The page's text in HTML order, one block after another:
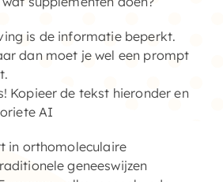
is de informatie beperkt.
dan moet je wel een prompt
Kopieer de tekst hieronder en
AI
in orthomoleculaire
geneeswijzen